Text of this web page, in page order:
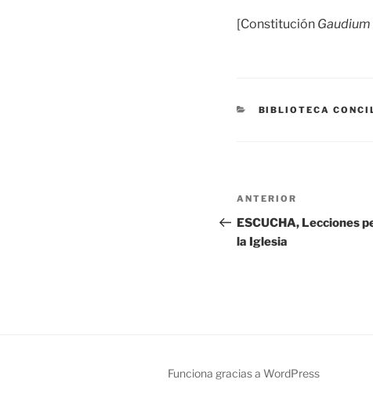
[Constitución Gaudium
CATEGORÍAS
BIBLIOTECA
Navegación
de
entradas
Entrada
anterior:
ANTERIOR
ESCUCHA, Lecciones
la Iglesia
Funciona gracias a WordPress